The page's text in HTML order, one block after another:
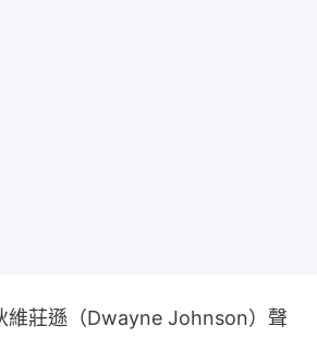
維莊遜（Dwayne Johnson）聲